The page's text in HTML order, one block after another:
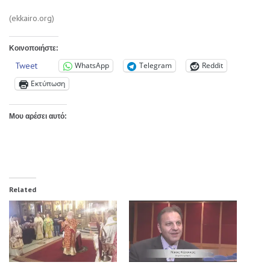
(ekkairo.org)
Κοινοποιήστε:
Tweet WhatsApp Telegram
Reddit
Εκτύπωση
Μου αρέσει αυτό:
Related